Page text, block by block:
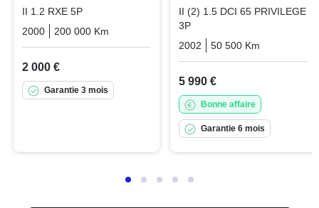
II 1.2 RXE 5P
2000
200 000 Km Essence
2 000 €
Garantie 3 mois
II (2) 1.5 DCI 65 PRIVILEGE
3P
2002
50 500 Km
5 990 €
Bonne affaire
Garantie 6 mois